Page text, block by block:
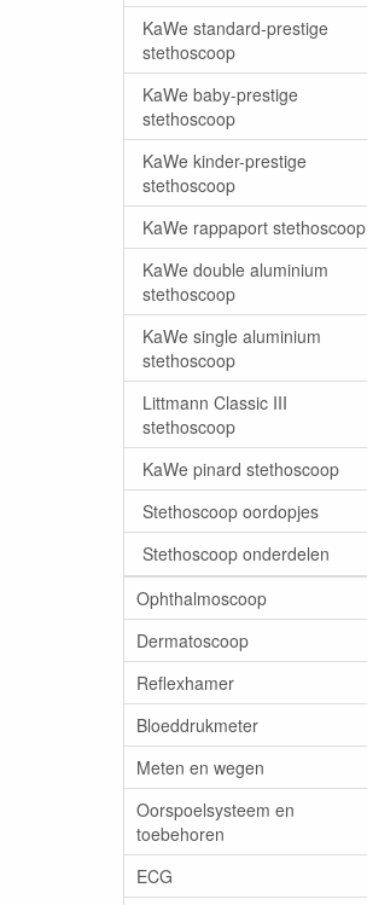
KaWe standard-prestige
stethoscoop
KaWe baby-prestige
stethoscoop
KaWe kinder-prestige
stethoscoop
KaWe rappaport stethoscoop
KaWe double aluminium
stethoscoop
KaWe single aluminium
stethoscoop
Littmann Classic III
stethoscoop
KaWe pinard stethoscoop
Stethoscoop oordopjes
Stethoscoop onderdelen
Ophthalmoscoop
Dermatoscoop
Reflexhamer
Bloeddrukmeter
Meten en wegen
Oorspoelsysteem en
toebehoren
ECG